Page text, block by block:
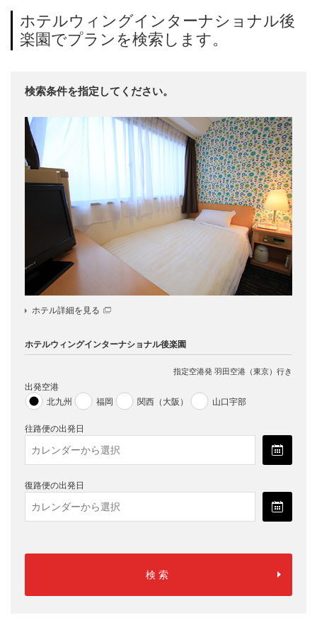
ホテルウィングインターナショナル後
楽園でプランを検索します。
検索条件を指定してください。
ホテル詳細を見る
ホテルウィングインターナショナル後楽園
指定空港発 羽田空港（東京）行き
出発空港
北九州
福岡 関西（大阪） 山口宇部
往路便の出発日
復路便の出発日
検索